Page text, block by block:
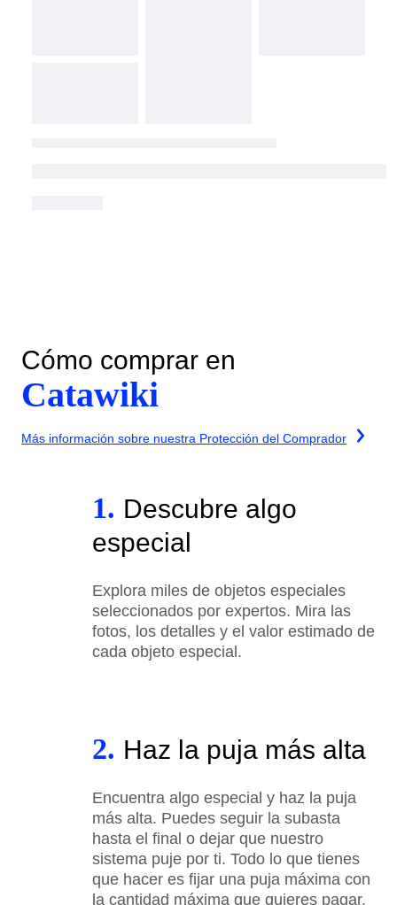
Cómo comprar en
Catawiki
Más información sobre nuestra Protección del Comprador
1. Descubre algo
especial
Explora miles de objetos especiales
seleccionados por expertos. Mira las
fotos, los detalles y el valor estimado de
cada objeto especial.
2. Haz la puja más alta
Encuentra algo especial y haz la puja
más alta. Puedes seguir la subasta
hasta el final o dejar que nuestro
sistema puje por ti. Todo lo que tienes
que hacer es fijar una puja máxima con
la cantidad máxima que quieres pagar.